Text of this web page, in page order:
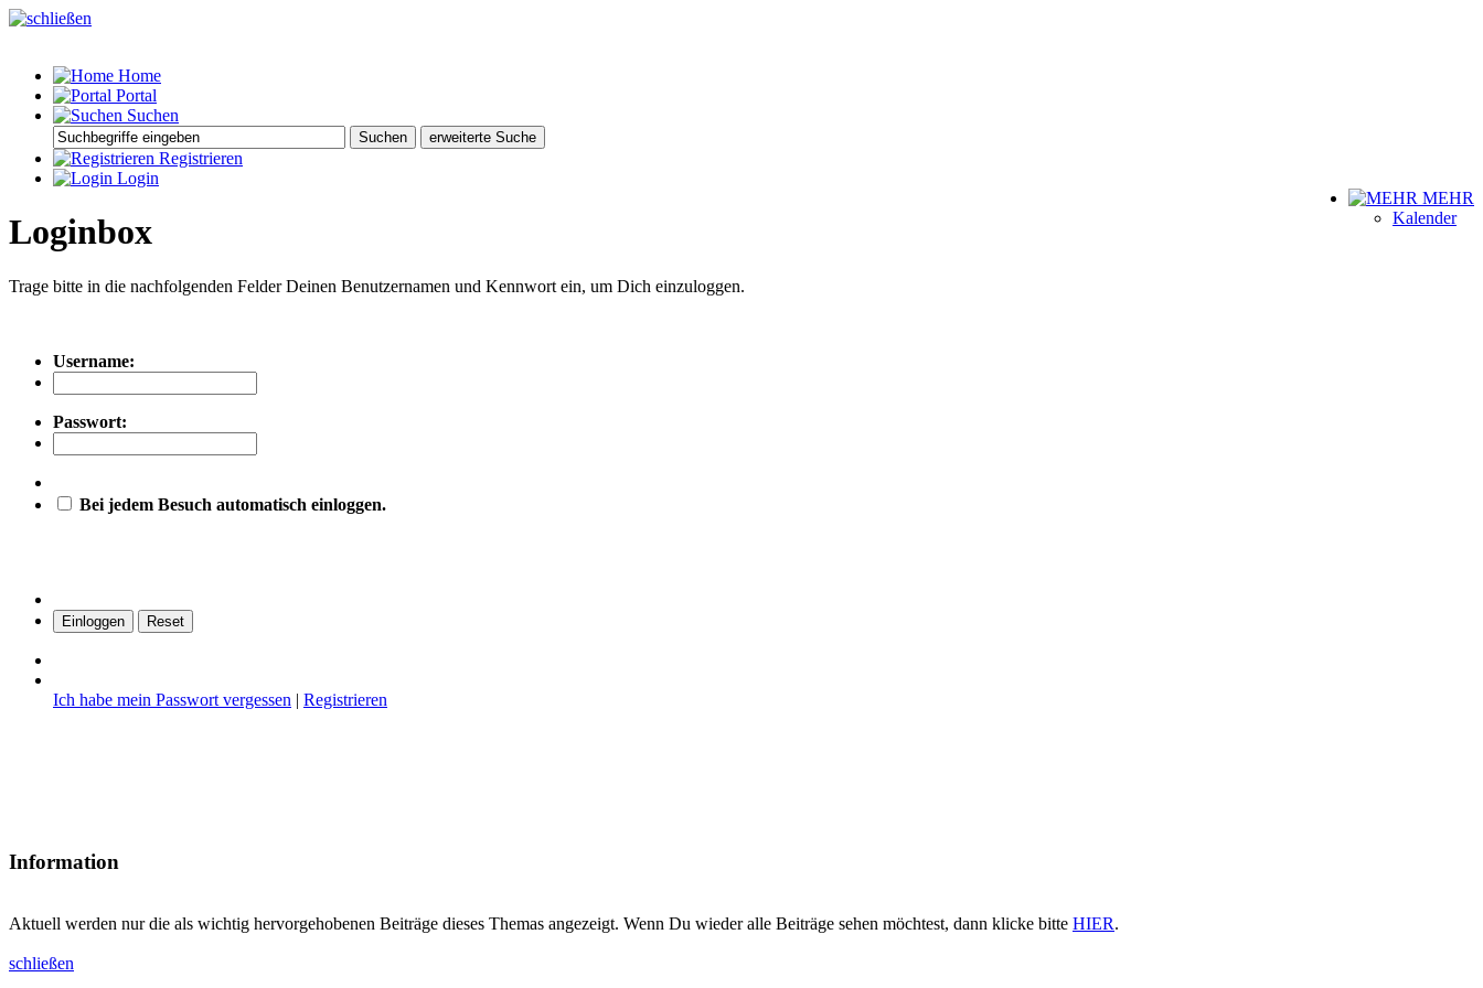
Home
Portal
Suchen
Registrieren
Login
MEHR
Kalender
Loginbox
Trage bitte in die nachfolgenden Felder Deinen Benutzernamen und Kennwort ein, um Dich einzuloggen.
Username:
Passwort:
Bei jedem Besuch automatisch einloggen.
Ich habe mein Passwort vergessen | Registrieren
Information
Aktuell werden nur die als wichtig hervorgehobenen Beiträge dieses Themas angezeigt. Wenn Du wieder alle Beiträge sehen möchtest, dann klicke bitte HIER.
schließen